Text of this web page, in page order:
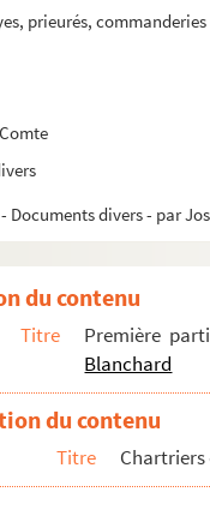
prieurés, commanderies
Documents divers - par
du contenu
Titre
Première
Blanchard
du contenu
Titre Chartriers